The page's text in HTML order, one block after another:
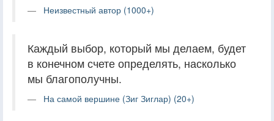
Неизвестный автор (1000+)
Каждый выбор, который мы делаем, будет
в конечном счете определять, насколько
мы благополучны.
На самой вершине (Зиг Зиглар) (20+)